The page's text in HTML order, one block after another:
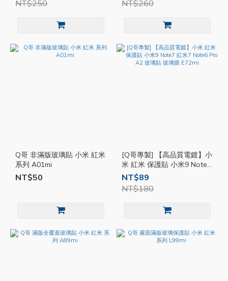
NT$250
NT$260
Q哥 非滿版玻璃貼 小米 紅米
系列 A01mi
NT$50
[Q哥專製] 【高品質電鍍】小
米 紅米 保護貼 小米9 Note7
紅米7 Note6 Pro A2 玻璃貼
玻璃膜 E72mi
NT$89
NT$180